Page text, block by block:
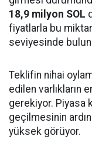
18,9 milyon SOL
fiyatlarla bu
seviyesinde
Teklifin nihai
edilen varlıkların
gerekiyor. Piyasa
geçilmesinin
yüksek görüyor.